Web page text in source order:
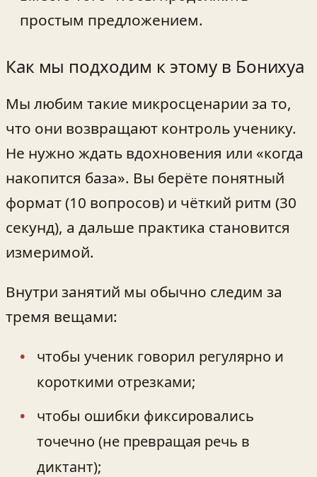
простым предложением.
Как мы подходим к этому в Бонихуа
Мы любим такие микросценарии за то,
что они возвращают контроль ученику.
Не нужно ждать вдохновения или «когда
накопится база». Вы берёте понятный
формат (10 вопросов) и чёткий ритм (30
секунд), а дальше практика становится
измеримой.
Внутри занятий мы обычно следим за
тремя вещами:
чтобы ученик говорил регулярно и
короткими отрезками;
чтобы ошибки фиксировались
точечно (не превращая речь в
диктант);